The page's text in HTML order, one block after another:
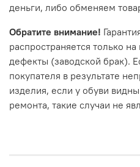
деньги, либо обменяем
Обратите внимание!
распространяется только
дефекты (заводской брак).
покупателя в результате
изделия, если у обуви
ремонта, такие случаи не